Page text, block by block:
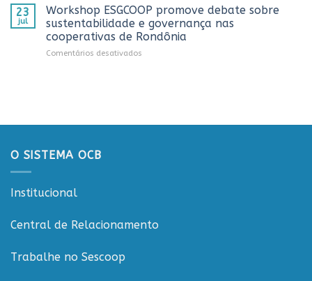
Caminhoneiro
promovida
pela
Cooperativa
OCB/RO
recebe
representantes
do
Conecta
23
jul
Workshop ESGCOOP promove debate sobre
sustentabilidade e governança nas
cooperativas de Rondônia
Comentários desativados
sustentabilidade
O SISTEMA OCB
Institucional
Central de Relacionamento
Trabalhe no Sescoop